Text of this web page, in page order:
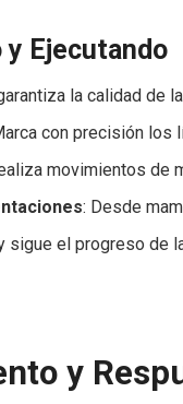
y Ejecutando
la calidad de
con precisión los
movimientos de
: Desde
sigue el progreso de
y